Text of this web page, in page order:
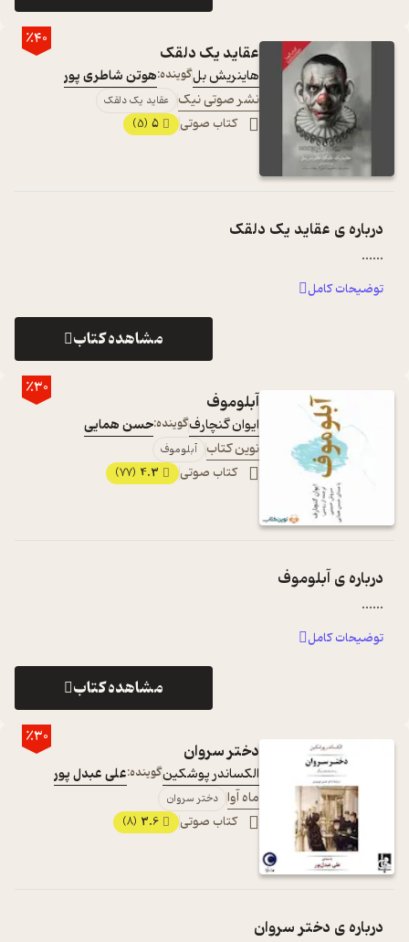
٪40
عقاید یک دلقک
هاینریش بلگوینده:هوتن شاطری پور
نشر صوتی نیک عقاید یک دلقک
کتاب صوتی 5
(5)
درباره ی عقاید یک دلقک
...
...
توضیحات کامل
مشاهده کتاب
٪30
آبلوموف
ایوان گنچارفگوینده:حسن همایی
نوین کتاب
آبلوموف
کتاب صوتی 4.3
(77)
درباره یآبلوموف
...
...
توضیحات کامل
مشاهده کتاب
٪30
دختر سروان
الکساندر پوشکینگوینده:علی عبدل پور
ماه آوا دختر سروان
کتاب صوتی 3.6
(8)
درباره ی دختر سروان